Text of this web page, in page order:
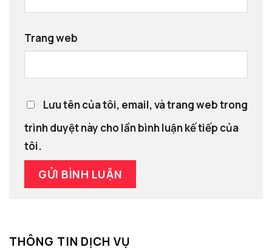
THÔNG TIN DỊCH VỤ
Trang web
Lưu tên của tôi, email, và trang web trong
trình duyệt này cho lần bình luận kế tiếp của
tôi.